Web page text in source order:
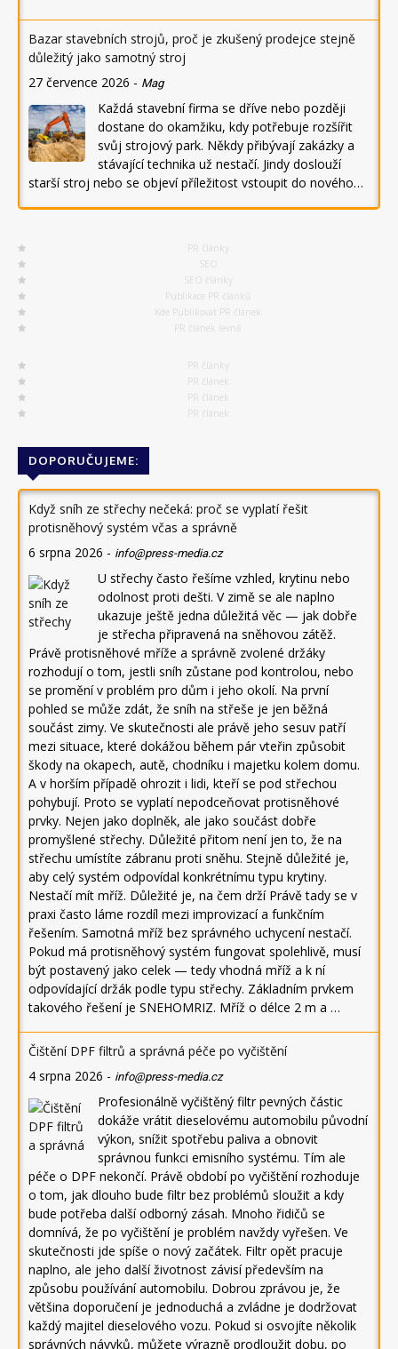
Bazar stavebních strojů, proč je zkušený prodejce stejně
důležitý jako samotný stroj
27 července 2026 - Mag
Každá stavební firma se dříve nebo později
dostane do okamžiku, kdy potřebuje rozšířit
svůj strojový park. Někdy přibývají zakázky a
stávající technika už nestačí. Jindy doslouží
starší stroj nebo se objeví příležitost vstoupit do nového…
PR články
SEO
SEO články
Publikace PR článků
Kde Publikovat PR článek
PR článek levně
PR články
PR článek
PR článek
PR článek
DOPORUČUJEME:
Když sníh ze střechy nečeká: proč se vyplatí řešit
protisněhový systém včas a správně
6 srpna 2026 - info@press-media.cz
U střechy často řešíme vzhled, krytinu nebo
odolnost proti dešti. V zimě se ale naplno
ukazuje ještě jedna důležitá věc — jak dobře
je střecha připravená na sněhovou zátěž.
Právě protisněhové mříže a správně zvolené držáky
rozhodují o tom, jestli sníh zůstane pod kontrolou, nebo
se promění v problém pro dům i jeho okolí. Na první
pohled se může zdát, že sníh na střeše je jen běžná
součást zimy. Ve skutečnosti ale právě jeho sesuv patří
mezi situace, které dokážou během pár vteřin způsobit
škody na okapech, autě, chodníku i majetku kolem domu.
A v horším případě ohrozit i lidi, kteří se pod střechou
pohybují. Proto se vyplatí nepodceňovat protisněhové
prvky. Nejen jako doplněk, ale jako součást dobře
promyšlené střechy. Důležité přitom není jen to, že na
střechu umístíte zábranu proti sněhu. Stejně důležité je,
aby celý systém odpovídal konkrétnímu typu krytiny.
Nestačí mít mříž. Důležité je, na čem drží Právě tady se v
praxi často láme rozdíl mezi improvizací a funkčním
řešením. Samotná mříž bez správného uchycení nestačí.
Pokud má protisněhový systém fungovat spolehlivě, musí
být postavený jako celek — tedy vhodná mříž a k ní
odpovídající držák podle typu střechy. Základním prvkem
takového řešení je SNEHOMRIZ. Mříž o délce 2 m a …
Čištění DPF filtrů a správná péče po vyčištění
4 srpna 2026 - info@press-media.cz
Profesionálně vyčištěný filtr pevných částic
dokáže vrátit dieselovému automobilu původní
výkon, snížit spotřebu paliva a obnovit
správnou funkci emisního systému. Tím ale
péče o DPF nekončí. Právě období po vyčištění rozhoduje
o tom, jak dlouho bude filtr bez problémů sloužit a kdy
bude potřeba další odborný zásah. Mnoho řidičů se
domnívá, že po vyčištění je problém navždy vyřešen. Ve
skutečnosti jde spíše o nový začátek. Filtr opět pracuje
naplno, ale jeho další životnost závisí především na
způsobu používání automobilu. Dobrou zprávou je, že
většina doporučení je jednoduchá a zvládne je dodržovat
každý majitel dieselového vozu. Pokud si osvojíte několik
správných návyků, můžete výrazně prodloužit dobu, po